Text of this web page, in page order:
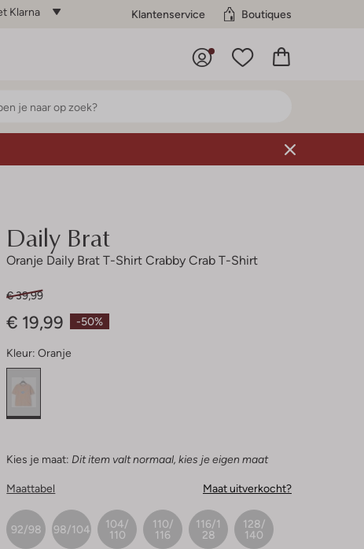
Klarna Klantenservice Boutiques
Daily Brat
Oranje Daily Brat T-Shirt Crabby Crab T-Shirt
-50%
€ 39,99
€ 19,99
Kleur: Oranje
Kies je maat: Dit item valt normaal, kies je eigen maat
Maattabel Maat uitverkocht?
92/98 98/104
104/
110
110/
116
116/1
28
128/
140